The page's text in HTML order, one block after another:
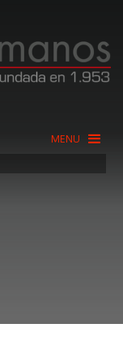
MENU